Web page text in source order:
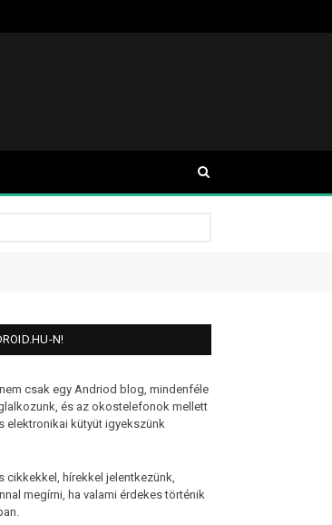
N!
csak egy Andriod blog, mindenféle
és az okostelefonok mellett
elektronikai kütyüt igyekszünk
cikkekkel, hírekkel jelentkezünk,
megírni, ha valami érdekes történik